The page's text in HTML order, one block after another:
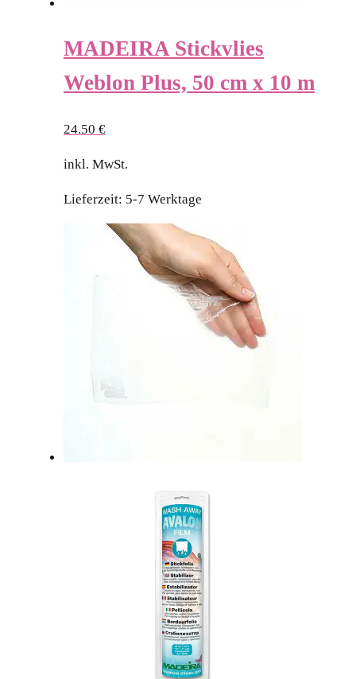
MADEIRA Stickvlies
Weblon Plus, 50 cm x 10 m
24.50 €
inkl. MwSt.
Lieferzeit: 5-7 Werktage